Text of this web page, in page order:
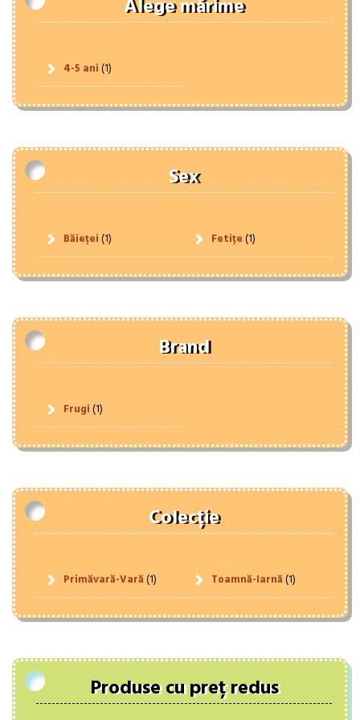
Alege mărime
4-5 ani(1)
Sex
Băieței(1) Fetițe(1)
Brand
Frugi(1)
Colecție
Primăvară-Vară(1) Toamnă-Iarnă(1)
Produse cu preț redus